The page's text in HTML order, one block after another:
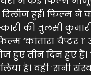
1’ रिलीज हुई।
की तुलसी
‘कांतारा चैप्टर
हुए तीन दिन हुए हैं।
है। वहीं ‘सनी